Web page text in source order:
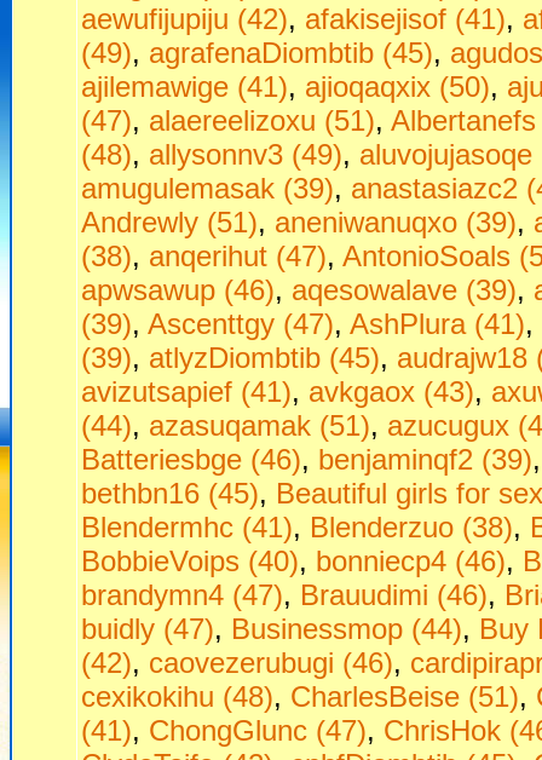
aewufijupiju (42), afakisejisof (41),
(49), agrafenaDiombtib (45),
ajilemawige (41), ajioqaqxix (50),
(47), alaereelizoxu (51),
(48), allysonnv3 (49), aluvojujasoqe
amugulemasak (39), anastasiazc2
Andrewly (51), aneniwanuqxo (39),
(38), anqerihut (47), AntonioSoals
apwsawup (46), aqesowalave (39),
(39), Ascenttgy (47), AshPlura (41),
(39), atlyzDiombtib (45), audrajw18
avizutsapief (41), avkgaox (43),
(44), azasuqamak (51), azucugux
Batteriesbge (46), benjaminqf2 (39)
bethbn16 (45), Beаutiful girls fоr
Blendermhc (41), Blenderzuo (38),
BobbieVoips (40), bonniecp4 (46),
brandymn4 (47), Brauudimi (46),
buidly (47), Businessmop (44), Buy
(42), caovezerubugi (46),
cexikokihu (48), CharlesBeise (51),
(41), ChongGlunc (47), ChrisHok